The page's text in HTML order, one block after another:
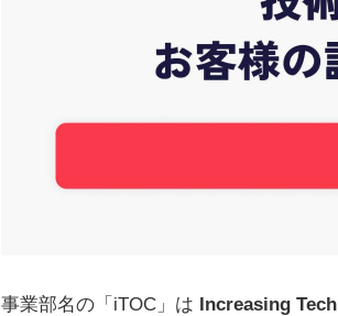
事業部名の「iTOC」は Increasing